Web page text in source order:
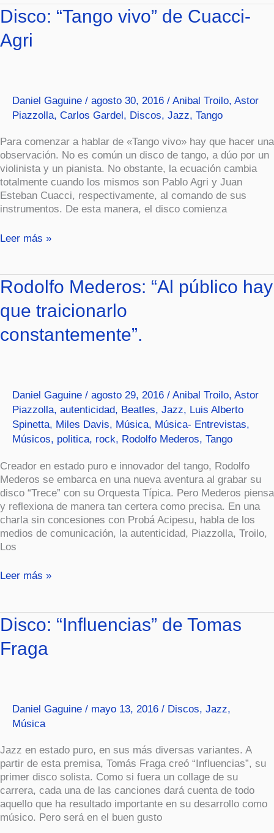
Disco: “Tango vivo” de Cuacci-
Agri
Daniel Gaguine / agosto 30, 2016 / Anibal Troilo, Astor
Piazzolla, Carlos Gardel, Discos, Jazz, Tango
Para comenzar a hablar de «Tango vivo» hay que hacer una
observación. No es común un disco de tango, a dúo por un
violinista y un pianista. No obstante, la ecuación cambia
totalmente cuando los mismos son Pablo Agri y Juan
Esteban Cuacci, respectivamente, al comando de sus
instrumentos. De esta manera, el disco comienza
Disco:
“Tango
vivo”
de
Leer más »
Rodolfo Mederos: “Al público hay
que traicionarlo
constantemente”.
Daniel Gaguine / agosto 29, 2016 / Anibal Troilo, Astor
Piazzolla, autenticidad, Beatles, Jazz, Luis Alberto
Spinetta, Miles Davis, Música, Música- Entrevistas,
Músicos, politica, rock, Rodolfo Mederos, Tango
Creador en estado puro e innovador del tango, Rodolfo
Mederos se embarca en una nueva aventura al grabar su
disco “Trece” con su Orquesta Típica. Pero Mederos piensa
y reflexiona de manera tan certera como precisa. En una
charla sin concesiones con Probá Acipesu, habla de los
medios de comunicación, la autenticidad, Piazzolla, Troilo,
Los
Rodolfo
Mederos:
“Al
público
hay
Leer más »
Disco: “Influencias” de Tomas
Fraga
Daniel Gaguine / mayo 13, 2016 / Discos, Jazz,
Música
Jazz en estado puro, en sus más diversas variantes. A
partir de esta premisa, Tomás Fraga creó “Influencias”, su
primer disco solista. Como si fuera un collage de su
carrera, cada una de las canciones dará cuenta de todo
aquello que ha resultado importante en su desarrollo como
músico. Pero será en el buen gusto
Disco:
“Influencias”
de
Tomas